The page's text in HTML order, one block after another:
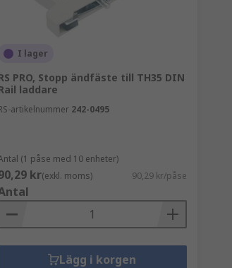
I lager
PRO, Stopp ändfäste till TH35 DIN
laddare
artikelnummer 242-0495
(1 påse med 10 enheter)
kr(exkl. moms) 90,29 kr/påse
Lägg i korgen